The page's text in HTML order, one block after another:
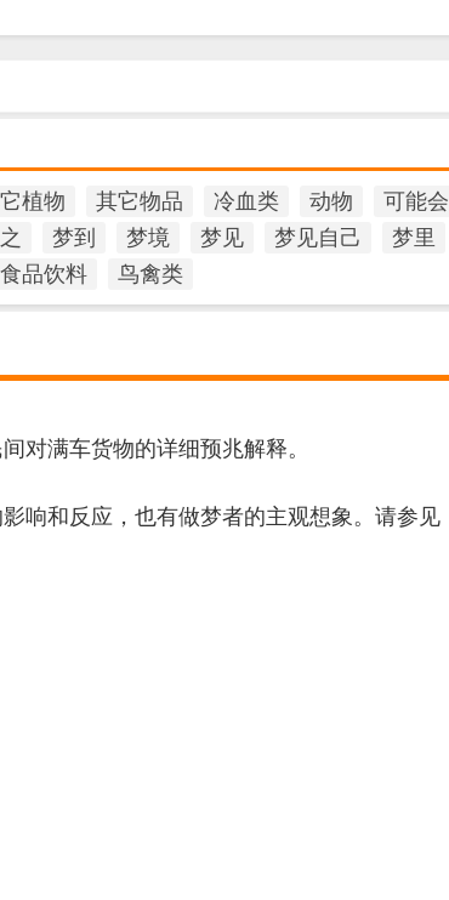
植物 其它物品 冷血类 动物 可能会
梦到 梦境 梦见 梦见自己 梦里
食品饮料 鸟禽类
对满车货物的详细预兆解释。
响和反应，也有做梦者的主观想象。请参见